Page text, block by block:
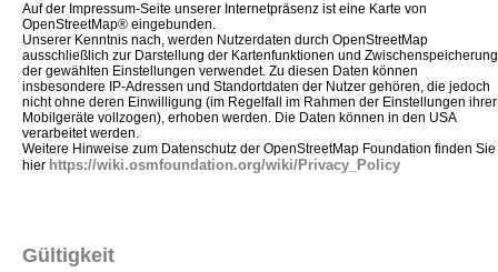
Auf der Impressum-Seite unserer Internetpräsenz ist eine Karte von
OpenStreetMap® eingebunden.
Unserer Kenntnis nach, werden Nutzerdaten durch OpenStreetMap
ausschließlich zur Darstellung der Kartenfunktionen und Zwischenspeicherung
der gewählten Einstellungen verwendet. Zu diesen Daten können
insbesondere IP-Adressen und Standortdaten der Nutzer gehören, die jedoch
nicht ohne deren Einwilligung (im Regelfall im Rahmen der Einstellungen ihrer
Mobilgeräte vollzogen), erhoben werden. Die Daten können in den USA
verarbeitet werden.
Weitere Hinweise zum Datenschutz der OpenStreetMap Foundation finden Sie
hier https://wiki.osmfoundation.org/wiki/Privacy_Policy
Gültigkeit